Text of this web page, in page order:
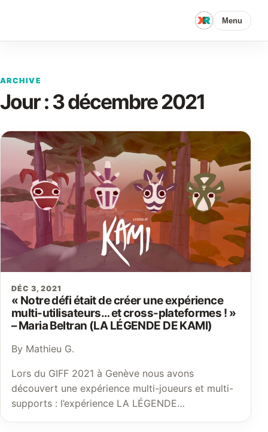
Menu
ARCHIVE
Jour :3 décembre 2021
DÉC 3, 2021
« Notre défi était de créer une expérience
multi-utilisateurs… et cross-plateformes ! »
– Maria Beltran (LA LÉGENDE DE KAMI)
By Mathieu G.
Lors du GIFF 2021 à Genève nous avons
découvert une expérience multi-joueurs et multi-
supports : l’expérience LA LÉGENDE…